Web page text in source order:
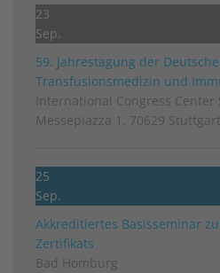
23
Sep.
59. Jahrestagung der
Transfusionsmedizin und
International Congress Center
Messepiazza 1, 70629 Stuttgart
25
Sep.
Akkreditiertes Basisseminar
Zertifikats
Bad Homburg